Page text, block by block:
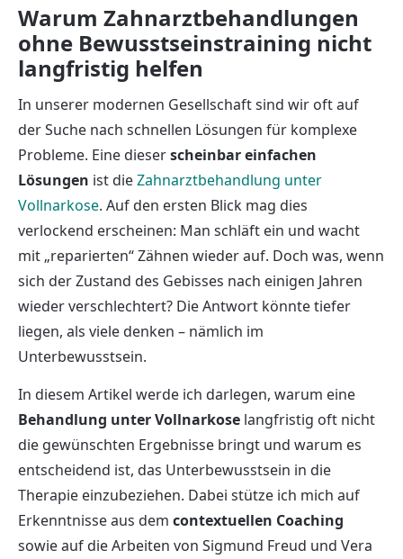
Warum Zahnarztbehandlungen
ohne Bewusstseinstraining nicht
langfristig helfen
In unserer modernen Gesellschaft sind wir oft auf
der Suche nach schnellen Lösungen für komplexe
Probleme. Eine dieserscheinbar einfachen
Lösungen ist dieZahnarztbehandlung unter
Vollnarkose. Auf den ersten Blick mag dies
verlockend erscheinen: Man schläft ein und wacht
mit „reparierten“ Zähnen wieder auf. Doch was, wenn
sich der Zustand des Gebisses nach einigen Jahren
wieder verschlechtert? Die Antwort könnte tiefer
liegen, als viele denken – nämlich im
Unterbewusstsein.
In diesem Artikel werde ich darlegen, warum eine
Behandlung unter Vollnarkose langfristig oft nicht
die gewünschten Ergebnisse bringt und warum es
entscheidend ist, das Unterbewusstsein in die
Therapie einzubeziehen. Dabei stütze ich mich auf
Erkenntnisse aus dem contextuellen Coaching
sowie auf die Arbeiten von Sigmund Freud und Vera